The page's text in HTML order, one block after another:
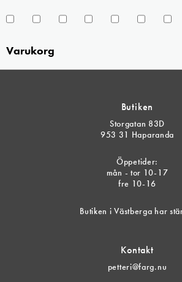
Varukorg
Butiken
Storgatan 83D
953 31 Haparanda
Öppetider:
mån - tor 10-17
fre 10-16
Butiken i Västberga har
Kontakt
petteri@farg.nu